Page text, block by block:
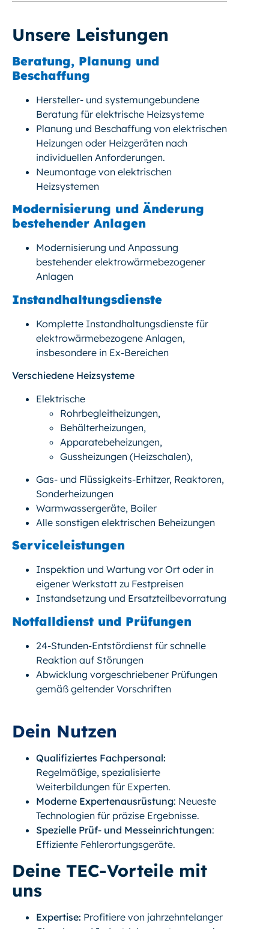
Unsere Leistungen
Beratung, Planung und
Beschaffung
Hersteller- und systemungebundene
Beratung für elektrische Heizsysteme
Planung und Beschaffung von elektrischen
Heizungen oder Heizgeräten nach
individuellen Anforderungen.
Neumontage von elektrischen
Heizsystemen
Modernisierung und Änderung
bestehender Anlagen
Modernisierung und Anpassung
bestehender elektrowärmebezogener
Anlagen
Instandhaltungsdienste
Komplette Instandhaltungsdienste für
elektrowärmebezogene Anlagen,
insbesondere in Ex-Bereichen
Verschiedene Heizsysteme
Elektrische
Rohrbegleitheizungen,
Behälterheizungen,
Apparatebeheizungen,
Gussheizungen (Heizschalen),
Gas- und Flüssigkeits-Erhitzer, Reaktoren,
Sonderheizungen
Warmwassergeräte, Boiler
Alle sonstigen elektrischen Beheizungen
Serviceleistungen
Inspektion und Wartung vor Ort oder in
eigener Werkstatt zu Festpreisen
Instandsetzung und Ersatzteilbevorratung
Notfalldienst und Prüfungen
24-Stunden-Entstördienst für schnelle
Reaktion auf Störungen
Abwicklung vorgeschriebener Prüfungen
gemäß geltender Vorschriften
Dein Nutzen
Qualifiziertes Fachpersonal:
Regelmäßige, spezialisierte
Weiterbildungen für Experten.
Moderne Expertenausrüstung: Neueste
Technologien für präzise Ergebnisse.
Spezielle Prüf- und Messeinrichtungen:
Effiziente Fehlerortungsgeräte.
Deine TEC-Vorteile mit
uns
Expertise: Profitiere von jahrzehntelanger